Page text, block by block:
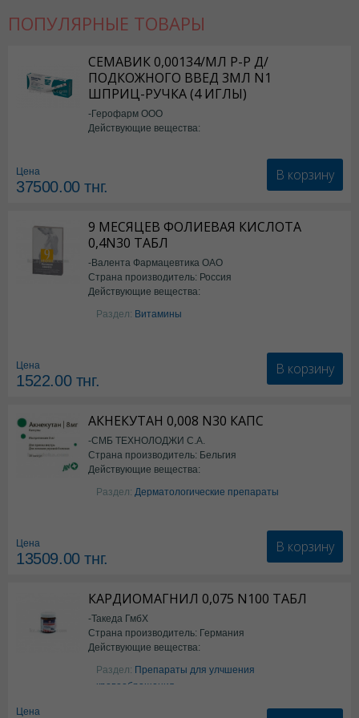
ПОПУЛЯРНЫЕ ТОВАРЫ
СЕМАВИК 0,00134/МЛ Р-Р Д/
ПОДКОЖНОГО ВВЕД 3МЛ N1
ШПРИЦ-РУЧКА (4 ИГЛЫ)
-Герофарм ООО
Действующие вещества:
Цена
37500.00тнг.
В корзину
9 МЕСЯЦЕВ ФОЛИЕВАЯ КИСЛОТА
0,4N30 ТАБЛ
-Валента Фармацевтика ОАО
Страна производитель: Россия
Действующие вещества:
фолиевая кислота
Раздел: Витамины
Цена
1522.00тнг.
В корзину
АКНЕКУТАН 0,008 N30 КАПС
-СМБ ТЕХНОЛОДЖИ С.А.
Страна производитель: Бельгия
Действующие вещества:
Изотретиноин
Раздел: Дерматологические препараты
Цена
13509.00тнг.
В корзину
КАРДИОМАГНИЛ 0,075 N100 ТАБЛ
-Такеда ГмбХ
Страна производитель: Германия
Действующие вещества:
ацетилсалициловая кислота
Раздел: Препараты для улчшения
кровообращения
Цена